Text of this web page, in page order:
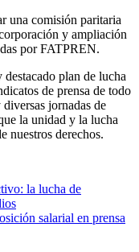
una comisión paritaria
y ampliación
por FATPREN.
destacado plan de lucha
de prensa de todo
jornadas de
la unidad y la lucha
nuestros derechos.
la lucha de
salarial en prensa